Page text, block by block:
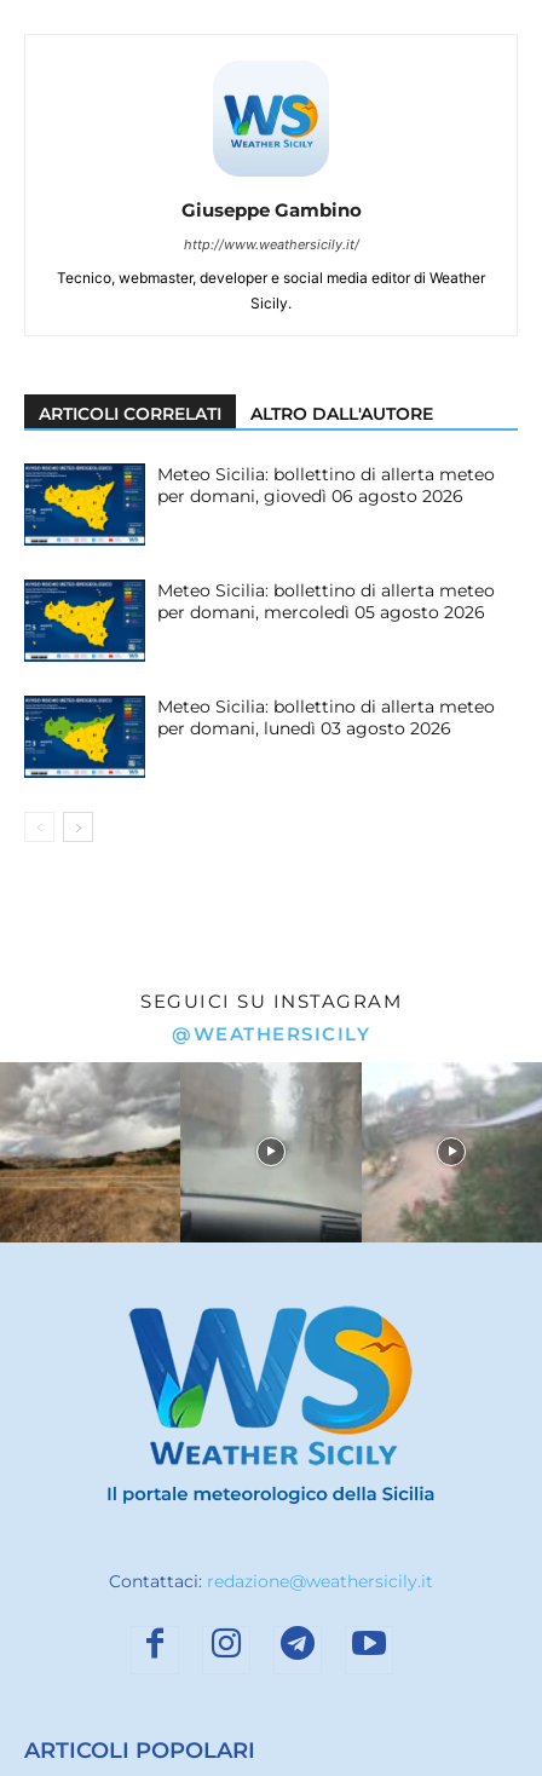
Giuseppe Gambino
http://www.weathersicily.it/
Tecnico, webmaster, developer e social media editor di Weather
Sicily.
ARTICOLI CORRELATI ALTRO DALL'AUTORE
Meteo Sicilia: bollettino di allerta meteo
per domani, giovedì 06 agosto 2026
Meteo Sicilia: bollettino di allerta meteo
per domani, mercoledì 05 agosto 2026
Meteo Sicilia: bollettino di allerta meteo
per domani, lunedì 03 agosto 2026
SEGUICI SU INSTAGRAM
@WEATHERSICILY
Contattaci: redazione@weathersicily.it
ARTICOLI POPOLARI